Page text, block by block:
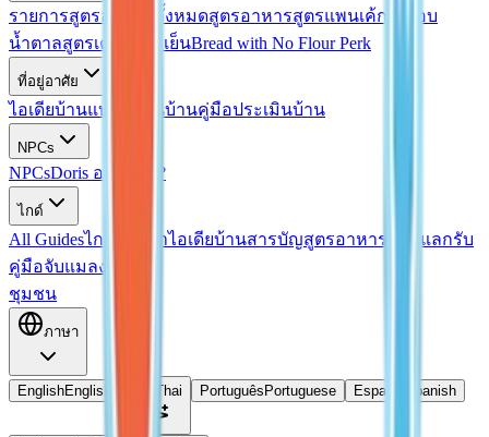
รายการสูตรอาหารทั้งหมดสูตรอาหารสูตรแพนเค้กเคลือบ
น้ำตาลสูตรเครื่องดื่มเย็นBread with No Flour Perk
ที่อยู่อาศัย
ไอเดียบ้านแบบแปลนบ้านคู่มือประเมินบ้าน
NPCs
NPCsDoris อยู่ที่ไหน?
ไกด์
All Guidesไกด์ตกปลาไอเดียบ้านสารบัญสูตรอาหาร
โค้ดแลกรับ
คู่มือจับแมลง
ชุมชน
ภาษา
EnglishEnglish Thai Português Portuguese Español Spanish